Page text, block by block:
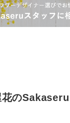
花のSakaseru